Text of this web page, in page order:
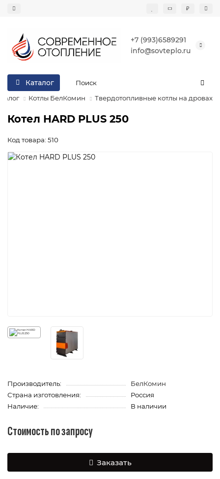
₽
+7 (993)6589291
info@sovteplo.ru
Каталог
Котлы БелКомин Твердотопливные котлы на дровах
Котел HARD PLUS 250
Код товара: 510
Производитель:
БелКомин
Страна изготовления:
Россия
Наличие:
В наличии
Стоимость по запросу
Заказать